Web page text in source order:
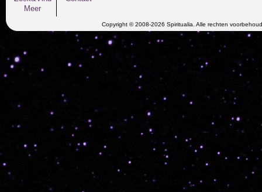
Meer
Copyright © 2008-2026 Spiritualia. Alle rechten